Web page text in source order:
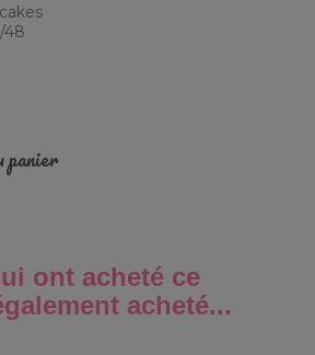
48
panier
ont acheté ce
acheté...